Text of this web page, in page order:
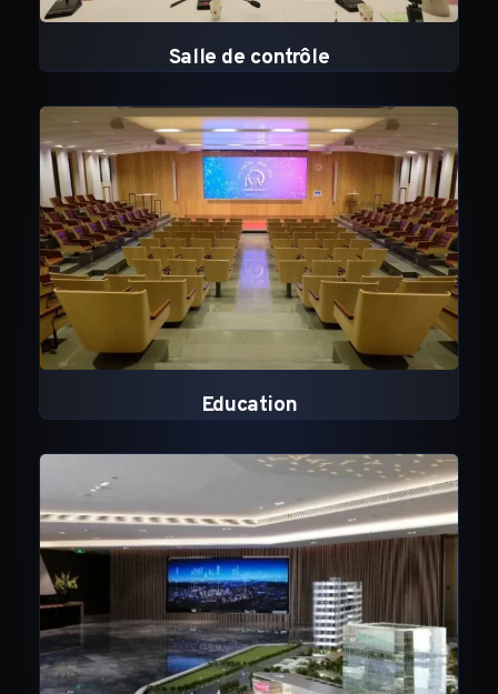
Salle de contrôle
Education